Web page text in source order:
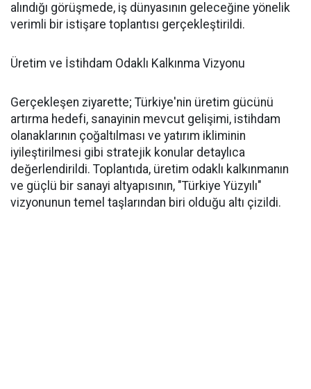
alındığı görüşmede, iş dünyasının geleceğine yönelik
verimli bir istişare toplantısı gerçekleştirildi.
Üretim ve İstihdam Odaklı Kalkınma Vizyonu
Gerçekleşen ziyarette; Türkiye'nin üretim gücünü
artırma hedefi, sanayinin mevcut gelişimi, istihdam
olanaklarının çoğaltılması ve yatırım ikliminin
iyileştirilmesi gibi stratejik konular detaylıca
değerlendirildi. Toplantıda, üretim odaklı kalkınmanın
ve güçlü bir sanayi altyapısının, "Türkiye Yüzyılı"
vizyonunun temel taşlarından biri olduğu altı çizildi.